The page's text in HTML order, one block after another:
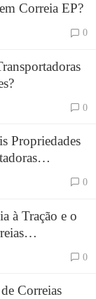
Correia EP?
0
0
Propriedades
T2, T3, T4? 0
à Tração e o
0
Correias